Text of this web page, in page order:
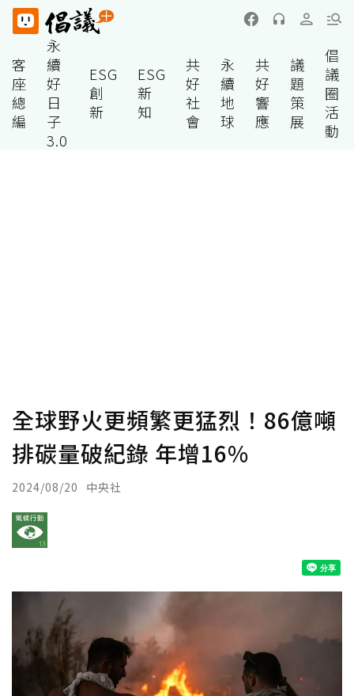
客
座
總
編
永
續
好
日
子
3.0
ESG
創
新
ESG
新
知
共
好
社
會
永
續
地
球
共
好
響
應
議
題
策
展
倡
議
圈
活
動
全球野火更頻繁更猛烈！86億噸
排碳量破紀錄 年增16%
2024/08/20 中央社